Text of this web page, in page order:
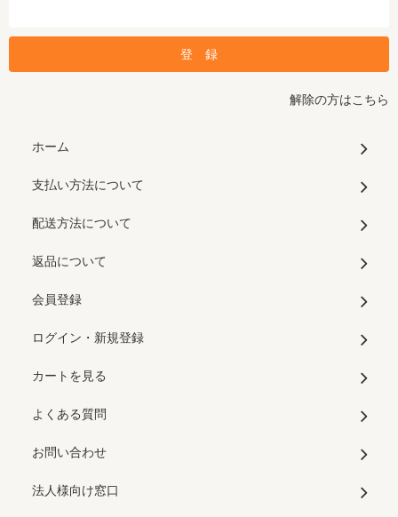
解除の方はこちら
ホーム
支払い方法について
配送方法について
返品について
会員登録
ログイン・新規登録
カートを見る
よくある質問
お問い合わせ
法人様向け窓口